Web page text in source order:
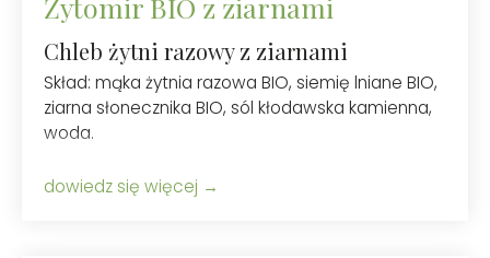
Chleb żytni razowy z ziarnami
Skład: mąka żytnia razowa BIO, siemię lniane BIO,
ziarna słonecznika BIO, sól kłodawska kamienna,
woda.
dowiedz się więcej